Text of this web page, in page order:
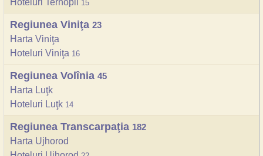
Hoteluri Ternopil
15
Regiunea Viniţa 23
Harta Viniţa
Hoteluri Viniţa 16
Regiunea Volînia 45
Harta Luţk
Hoteluri Luţk 14
Regiunea Transcarpaţia 182
Harta Ujhorod